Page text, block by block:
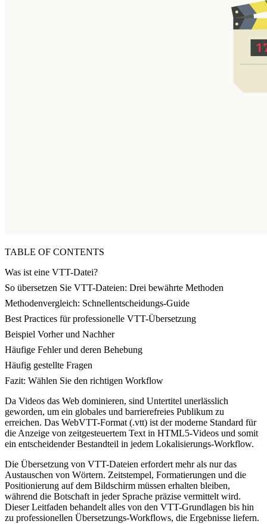
TABLE OF CONTENTS
Was ist eine VTT-Datei?
So übersetzen Sie VTT-Dateien: Drei bewährte Methoden
Methodenvergleich: Schnellentscheidungs-Guide
Best Practices für professionelle VTT-Übersetzung
Beispiel Vorher und Nachher
Häufige Fehler und deren Behebung
Häufig gestellte Fragen
Fazit: Wählen Sie den richtigen Workflow
Da Videos das Web dominieren, sind Untertitel unerlässlich
geworden, um ein globales und barrierefreies Publikum zu
erreichen. Das WebVTT-Format (.vtt) ist der moderne Standard für
die Anzeige von zeitgesteuertem Text in HTML5-Videos und somit
ein entscheidender Bestandteil in jedem Lokalisierungs-Workflow.
Die Übersetzung von VTT-Dateien erfordert mehr als nur das
Austauschen von Wörtern. Zeitstempel, Formatierungen und die
Positionierung auf dem Bildschirm müssen erhalten bleiben,
während die Botschaft in jeder Sprache präzise vermittelt wird.
Dieser Leitfaden behandelt alles von den VTT-Grundlagen bis hin
zu professionellen Übersetzungs-Workflows, die Ergebnisse liefern.